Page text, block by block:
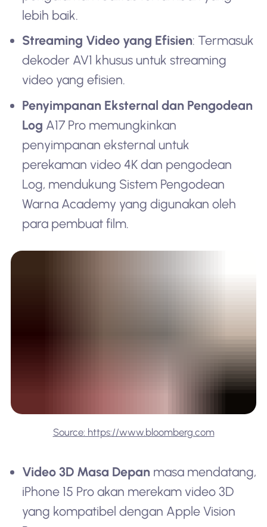
lebih baik.
Streaming Video yang Efisien: Termasuk
dekoder AV1 khusus untuk streaming
video yang efisien.
Penyimpanan Eksternal dan Pengodean
Log A17 Pro memungkinkan
penyimpanan eksternal untuk
perekaman video 4K dan pengodean
Log, mendukung Sistem Pengodean
Warna Academy yang digunakan oleh
para pembuat film.
Source: https://www.bloomberg.com
Video 3D Masa Depan masa mendatang,
iPhone 15 Pro akan merekam video 3D
yang kompatibel dengan Apple Vision